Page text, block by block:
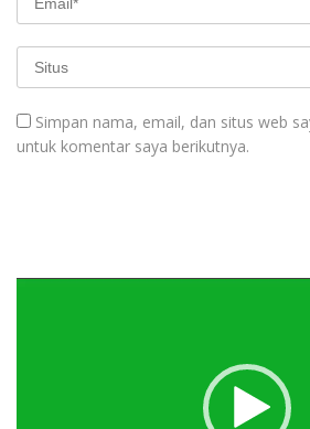
Simpan nama, email, dan situs web
untuk komentar saya berikutnya.